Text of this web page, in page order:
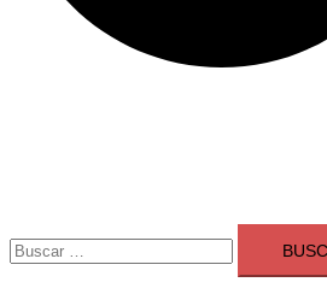
Buscar: